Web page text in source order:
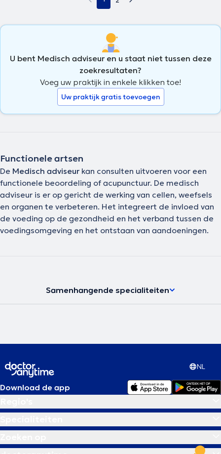
U bent Medisch adviseur en u staat niet tussen deze
zoekresultaten?
Voeg uw praktijk in enkele klikken toe!
Uw praktijk gratis toevoegen
Functionele artsen
De Medisch adviseur kan consulten uitvoeren voor een
functionele beoordeling of acupunctuur. De medisch
adviseur is er op gericht de werking van cellen, weefsels
en organen te verbeteren. Het integreert de invloed van
de voeding op de gezondheid en het verband tussen de
voedingsomgeving en het ontstaan van aandoeningen.
Samenhangende specialiteiten
NL
Download de app